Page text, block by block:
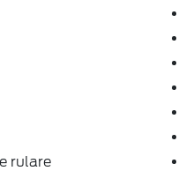
rulare